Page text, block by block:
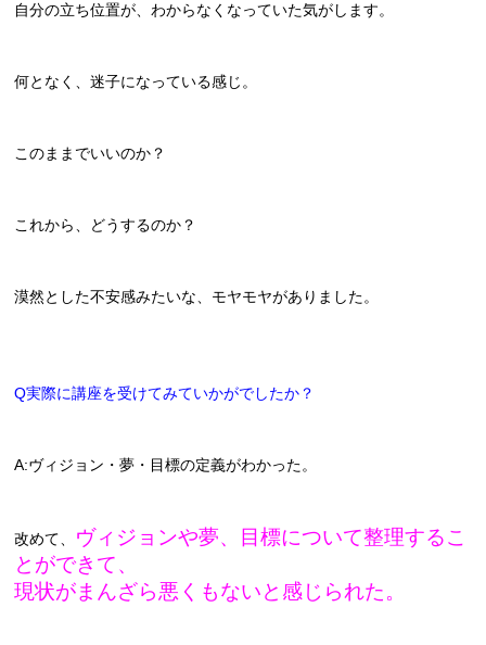
自分の立ち位置が、わからなくなっていた気がします。
何となく、迷子になっている感じ。
このままでいいのか？
これから、どうするのか？
漠然とした不安感みたいな、モヤモヤがありました。
Q実際に講座を受けてみていかがでしたか？
A:ヴィジョン・夢・目標の定義がわかった。
改めて、 ヴィジョンや夢、目標について整理するこ
とができて、
現状がまんざら悪くもないと感じられた。